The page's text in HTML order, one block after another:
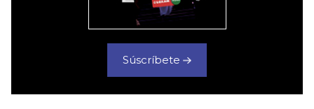
Súscríbete